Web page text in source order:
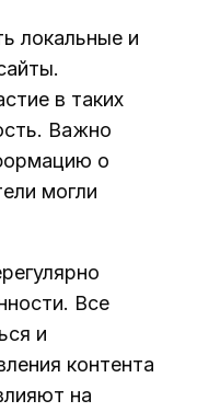
локальные и
в таких
Важно
о
могли
Все
и
контента
на